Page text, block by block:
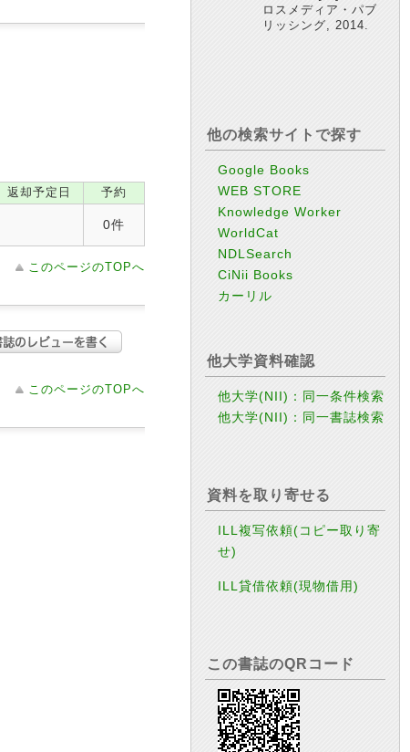
返却予定日 予約
0件
このページのTOPへ
このページのTOPへ
ロスメディア・パブ
リッシング, 2014.
他の検索サイトで探す
Google Books
WEB STORE
Knowledge Worker
WorldCat
NDLSearch
CiNii Books
カーリル
他大学資料確認
他大学(NII)：同一条件検索
他大学(NII)：同一書誌検索
資料を取り寄せる
ILL複写依頼(コピー取り寄
せ)
ILL貸借依頼(現物借用)
この書誌のQRコード